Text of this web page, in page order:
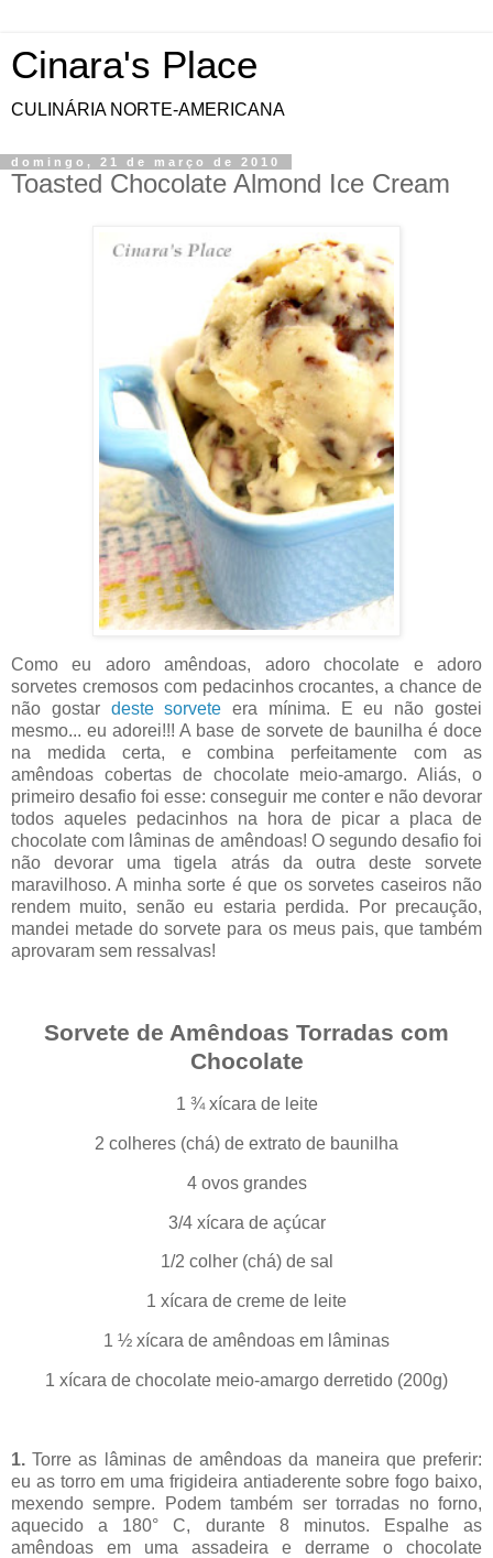
Cinara's Place
CULINÁRIA NORTE-AMERICANA
domingo, 21 de março de 2010
Toasted Chocolate Almond Ice Cream
Como eu adoro amêndoas, adoro chocolate e adoro
sorvetes cremosos com pedacinhos crocantes, a chance de
não gostar deste sorvete era mínima. E eu não gostei
mesmo... eu adorei!!! A base de sorvete de baunilha é doce
na medida certa, e combina perfeitamente com as
amêndoas cobertas de chocolate meio-amargo. Aliás, o
primeiro desafio foi esse: conseguir me conter e não devorar
todos aqueles pedacinhos na hora de picar a placa de
chocolate com lâminas de amêndoas! O segundo desafio foi
não devorar uma tigela atrás da outra deste sorvete
maravilhoso. A minha sorte é que os sorvetes caseiros não
rendem muito, senão eu estaria perdida. Por precaução,
mandei metade do sorvete para os meus pais, que também
aprovaram sem ressalvas!
Sorvete de Amêndoas Torradas com
Chocolate
1 ¾ xícara de leite
2 colheres (chá) de extrato de baunilha
4 ovos grandes
3/4 xícara de açúcar
1/2 colher (chá) de sal
1 xícara de creme de leite
1 ½ xícara de amêndoas em lâminas
1 xícara de chocolate meio-amargo derretido (200g)
1. Torre as lâminas de amêndoas da maneira que preferir:
eu as torro em uma frigideira antiaderente sobre fogo baixo,
mexendo sempre. Podem também ser torradas no forno,
aquecido a 180° C, durante 8 minutos. Espalhe as
amêndoas em uma assadeira e derrame o chocolate